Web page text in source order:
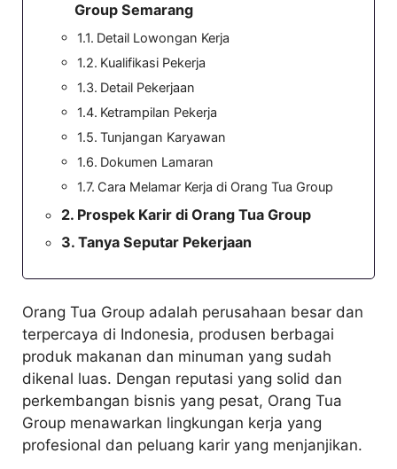
Group Semarang
Detail Lowongan Kerja
Kualifikasi Pekerja
Detail Pekerjaan
Ketrampilan Pekerja
Tunjangan Karyawan
Dokumen Lamaran
Cara Melamar Kerja di Orang Tua Group
Prospek Karir di Orang Tua Group
Tanya Seputar Pekerjaan
Orang Tua Group adalah perusahaan besar dan
terpercaya di Indonesia, produsen berbagai
produk makanan dan minuman yang sudah
dikenal luas. Dengan reputasi yang solid dan
perkembangan bisnis yang pesat, Orang Tua
Group menawarkan lingkungan kerja yang
profesional dan peluang karir yang menjanjikan.